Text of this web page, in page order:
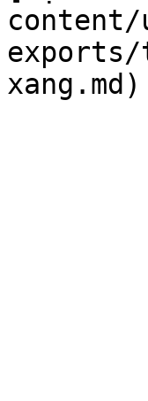
content/
exports/
xang.md)